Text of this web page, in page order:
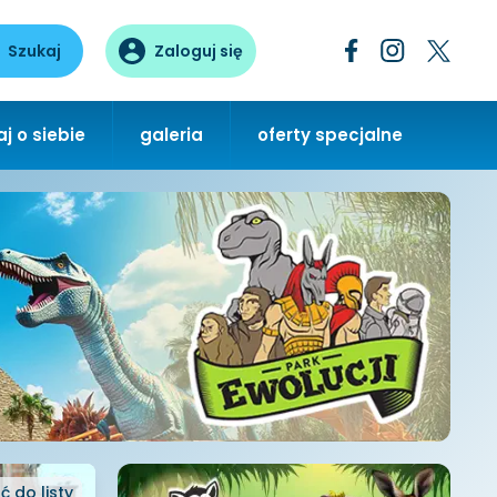
Szukaj Zaloguj się
o siebie galeria oferty specjalne
do listy